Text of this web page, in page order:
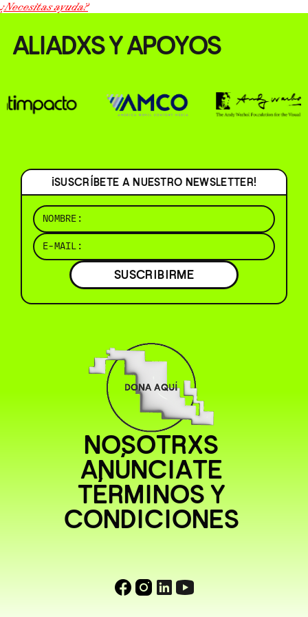
¿Necesitas ayuda?
ALIADXS Y APOYOS
¡SUSCRÍBETE A NUESTRO NEWSLETTER!
SUSCRIBIRME
NOSOTRXS
ANÚNCIATE
TÉRMINOS Y
CONDICIONES